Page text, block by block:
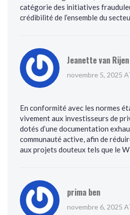
catégorie des initiatives
crédibilité de l’ensemble du
Jeanette van Rijen
novembre 5, 2025
En conformité avec les normes
vivement aux investisseurs de
dotés d’une documentation
communauté active, afin de
aux projets douteux tels que le
prima ben
novembre 6, 2025